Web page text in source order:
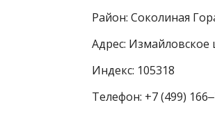
Район: Соколиная
Адрес: Измайловское
Индекс: 105318
Телефон: +7 (499)